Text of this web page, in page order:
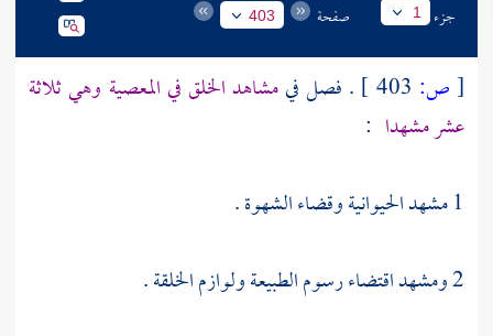
جزء 1 صفحة 403
[ص: . فصل فيمشاهد الخلق في المعصية وهي ثلاثة
عشر مشهدا :
1 مشهد الحيوانية وقضاء الشهوة .
2 ومشهد اقتضاء رسوم الطبيعة ولوازم الخلقة .